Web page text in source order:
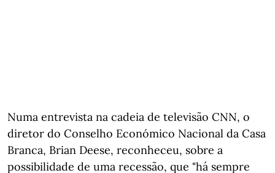
Numa entrevista na cadeia de televisão CNN, o
diretor do Conselho Económico Nacional da Casa
Branca, Brian Deese, reconheceu, sobre a
possibilidade de uma recessão, que "há sempre